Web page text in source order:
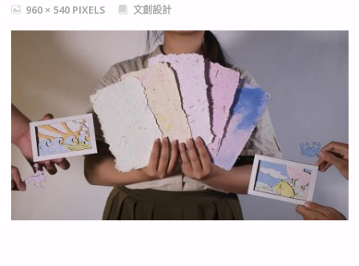
FULL960 × 540 PIXELS 文創設計